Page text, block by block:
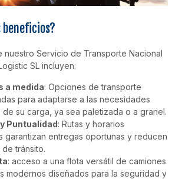
beneficios?
nuestro Servicio de Transporte Nacional
SL incluyen:
a medida: Opciones de transporte
para adaptarse a las necesidades
su carga, ya sea paletizada o a granel.
Puntualidad: Rutas y horarios
garantizan entregas oportunas y reducen
tránsito.
: acceso a una flota versátil de camiones
modernos diseñados para la seguridad y